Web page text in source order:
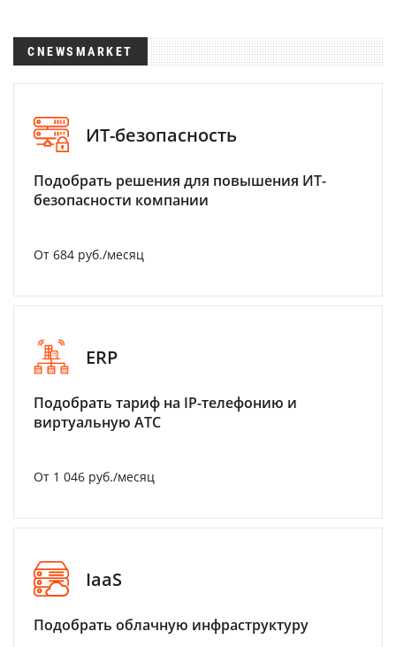
CNEWSMARKET
ИТ-безопасность
Подобрать решения для повышения ИТ-
безопасности компании
От 684 руб./месяц
ERP
Подобрать тариф на IP-телефонию и
виртуальную АТС
От 1 046 руб./месяц
IaaS
Подобрать облачную инфраструктуру